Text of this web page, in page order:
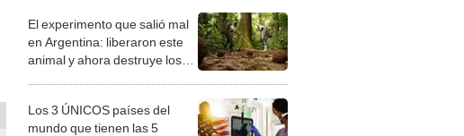
El experimento que salió mal
en Argentina: liberaron este
animal y ahora destruye los
Los 3 ÚNICOS países del
mundo que tienen las 5